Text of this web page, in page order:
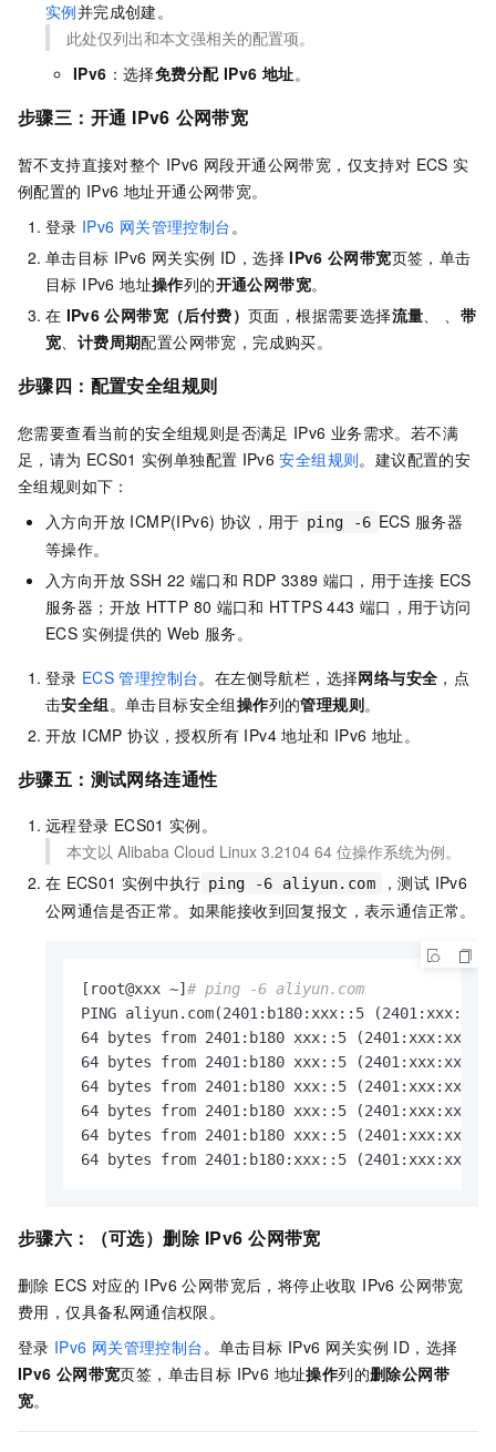
实例并完成创建。
此处仅列出和本文强相关的配置项。
IPv6 ：选择免费分配 IPv6 地址。
步骤三：开通 IPv6 公网带宽
暂不支持直接对整个 IPv6 网段开通公网带宽，仅支持对 ECS 实
例配置的 IPv6 地址开通公网带宽。
登录 IPv6 网关管理控制台。
单击目标 IPv6 网关实例 ID，选择 IPv6 公网带宽页签，单击
目标 IPv6 地址操作列的开通公网带宽。
在 IPv6 公网带宽（后付费） 页面，根据需要选择流量、 、 带
宽、 计费周期配置公网带宽，完成购买。
步骤四：配置安全组规则
您需要查看当前的安全组规则是否满足 IPv6 业务需求。若不满
足，请为 ECS01 实例单独配置 IPv6 安全组规则。建议配置的安
全组规则如下：
入方向开放 ICMP(IPv6) 协议，用于 ping -6 ECS 服务器
等操作。
入方向开放 SSH 22 端口和 RDP 3389 端口，用于连接 ECS
服务器；开放 HTTP 80 端口和 HTTPS 443 端口，用于访问
ECS 实例提供的 Web 服务。
登录 ECS 管理控制台。 在左侧导航栏，选择网络与安全 ，点
击安全组 。单击目标安全组操作列的管理规则。
开放 ICMP 协议，授权所有 IPv4 地址和 IPv6 地址。
步骤五：测试网络连通性
远程登录 ECS01 实例。
本文以 Alibaba Cloud Linux 3.2104 64 位操作系统为例。
在 ECS01 实例中执行 ping -6 aliyun.com
，测试 IPv6
公网通信是否正常。如果能接收到回复报文，表示通信正常。
[root@xxx ~] # ping -6 aliyun.com
PING aliyun.com(2401:b180:xxx::5
64 bytes from 2401:b180 xxx::5
64 bytes from 2401:b180 xxx::5
64 bytes from 2401:b180 xxx::5
64 bytes from 2401:b180 xxx::5
64 bytes from 2401:b180 xxx::5
64 bytes from 2401:b180:xxx::5
步骤六：（可选）删除 IPv6 公网带宽
删除 ECS 对应的 IPv6 公网带宽后，将停止收取 IPv6 公网带宽
费用，仅具备私网通信权限。
登录 IPv6 网关管理控制台。单击目标 IPv6 网关实例 ID，选择
IPv6 公网带宽页签，单击目标 IPv6 地址操作列的删除公网带
宽。